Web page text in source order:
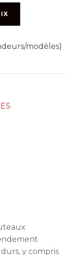
modèles)
y compris